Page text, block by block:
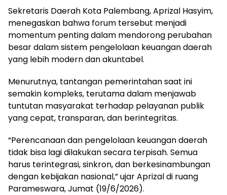
Sekretaris Daerah Kota Palembang, Aprizal Hasyim,
menegaskan bahwa forum tersebut menjadi
momentum penting dalam mendorong perubahan
besar dalam sistem pengelolaan keuangan daerah
yang lebih modern dan akuntabel.
Menurutnya, tantangan pemerintahan saat ini
semakin kompleks, terutama dalam menjawab
tuntutan masyarakat terhadap pelayanan publik
yang cepat, transparan, dan berintegritas.
“Perencanaan dan pengelolaan keuangan daerah
tidak bisa lagi dilakukan secara terpisah. Semua
harus terintegrasi, sinkron, dan berkesinambungan
dengan kebijakan nasional,” ujar Aprizal di ruang
Parameswara, Jumat (19/6/2026).